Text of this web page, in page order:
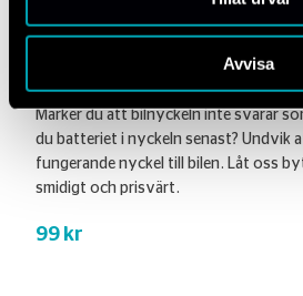
Avvisa
Byte nyckelbatteri
Märker du att bilnyckeln inte svarar
du batteriet i nyckeln senast? Undvik
fungerande nyckel till bilen. Låt oss
smidigt och prisvärt.
99 kr